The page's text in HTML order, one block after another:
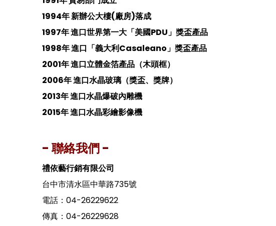
1994年 新辦公大樓(廠房)落成
1997年 進口世界第一大「美國PDU」獎盃產品
1998年 進口「義大利Casaleano」獎盃產品
2001年 進口立體金箔產品（木頭框）
2006年 進口水晶玻璃（獎盃、獎牌）
2013年 進口水晶爆破內雕機
2015年 進口水晶彩繪影像機
- 聯絡我們 -
禮依藝行銷有限公司
台中市清水區中華路735號
電話：04-26229622
傳真：04-26229628